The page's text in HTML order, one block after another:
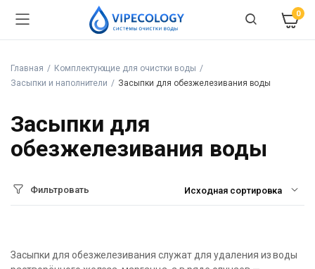
0
Главная
Комплектующие для очистки воды
Засыпки и наполнители
Засыпки для обезжелезивания воды
Засыпки для
обезжелезивания воды
Фильтровать
Засыпки для обезжелезивания служат для удаления из воды